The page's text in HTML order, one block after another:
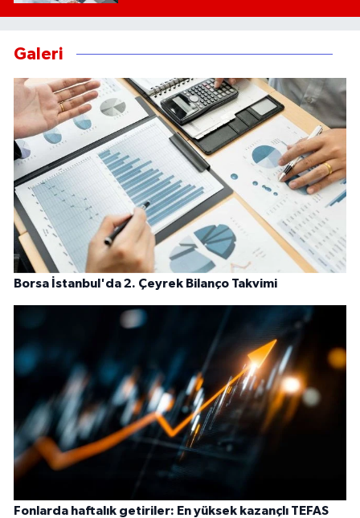
Galeri
Borsa İstanbul'da 2. Çeyrek Bilanço Takvimi
Fonlarda haftalık getiriler: En yüksek kazançlı TEFAS